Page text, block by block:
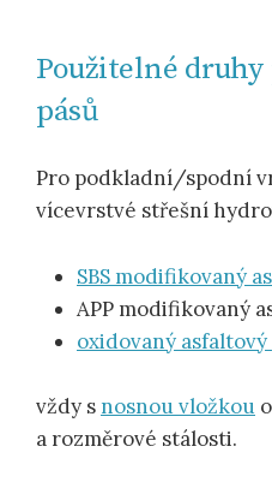
Použitelné
pásů
Pro podkladní/spodní
vícevrstvé střešní
SBS modifikovaný
APP modifikovaný
oxidovaný asfaltový
vždy s nosnou vložkou
a rozměrové stálosti.